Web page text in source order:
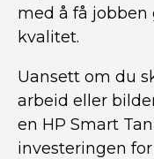
med å få
kvalitet.
Uansett om du
arbeid eller
en HP Smart
investeringen